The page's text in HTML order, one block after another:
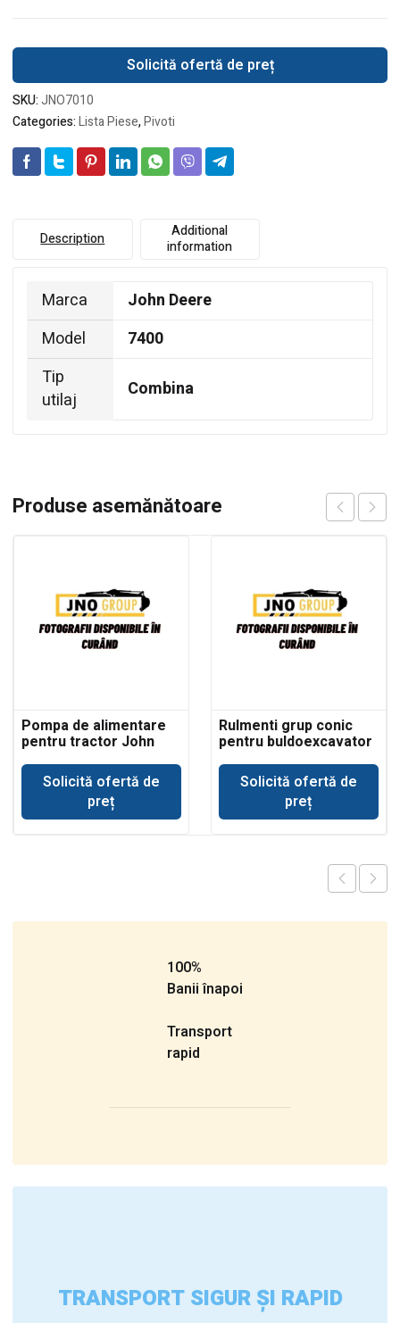
Solicită ofertă de preț
SKU:JNO7010
Categories:Lista Piese,Pivoti
Description
Additional
information
Marca
John Deere
Model
7400
Tip
utilaj
Combina
Produse asemănătoare
Pompa de alimentare
pentru tractor John
Solicită ofertă de
preț
Rulmenti grup conic
pentru buldoexcavator
Solicită ofertă de
preț
100%
Banii înapoi
Transport
rapid
TRANSPORT SIGUR ȘI RAPID